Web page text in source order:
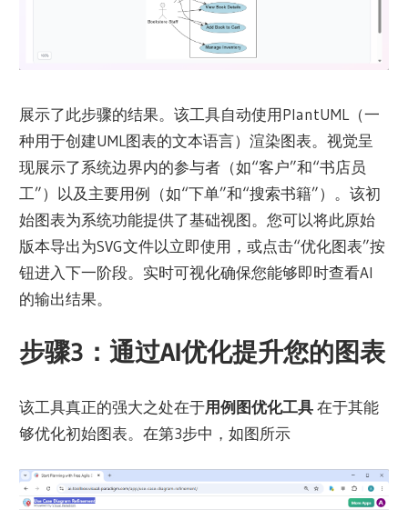
展示了此步骤的结果。该工具自动使用PlantUML（一
种用于创建UML图表的文本语言）渲染图表。视觉呈
现展示了系统边界内的参与者（如“客户”和“书店员
工”）以及主要用例（如“下单”和“搜索书籍”）。该初
始图表为系统功能提供了基础视图。您可以将此原始
版本导出为SVG文件以立即使用，或点击“优化图表”按
钮进入下一阶段。实时可视化确保您能够即时查看AI
的输出结果。
步骤3：通过AI优化提升您的图表
该工具真正的强大之处在于用例图优化工具在于其能
够优化初始图表。在第3步中，如图所示